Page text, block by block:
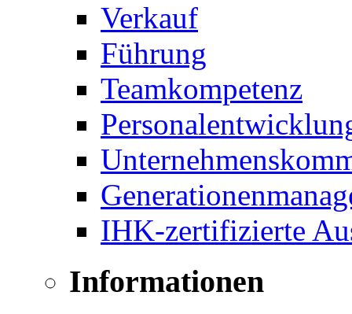
Verkauf
Führung
Teamkompetenz
IHK-zertifizierte
Informationen